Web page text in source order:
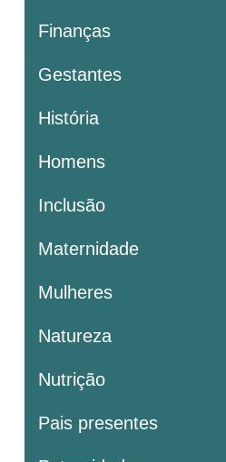
Finanças
Gestantes
História
Homens
Inclusão
Maternidade
Mulheres
Natureza
Nutrição
Pais presentes